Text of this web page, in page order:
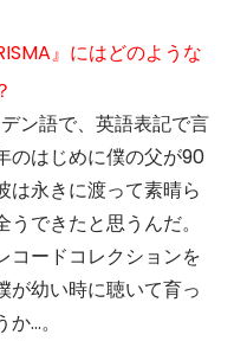
』にはどのような
ン語で、英語表記で言
のはじめに僕の父が90
は永きに渡って素晴ら
できたと思うんだ。
コードコレクションを
が幼い時に聴いて育っ
…。